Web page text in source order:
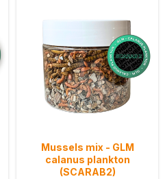
Mussels mix - GLM
calanus plankton
(SCARAB2)